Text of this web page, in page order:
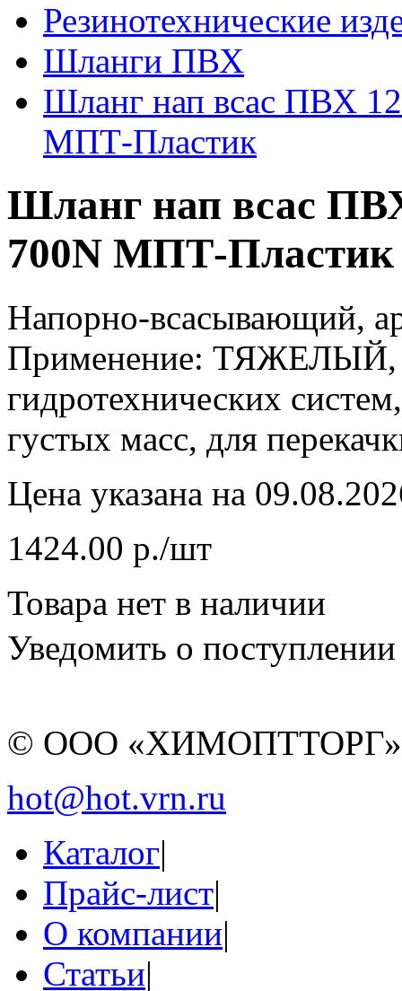
Резинотехнические
Шланги ПВХ
Шланг нап всас ПВХ
МПТ-Пластик
Шланг нап всас
700N МПТ-Пластик
Напорно-всасывающий,
Применение: ТЯЖЕЛЫЙ,
гидротехнических
густых масс, для
Цена указана на
1424.00 р./шт
Товара нет в наличии
Уведомить о поступлении
© ООО
hot@hot.vrn.ru
Каталог|
Прайс-лист|
О компании|
Статьи|